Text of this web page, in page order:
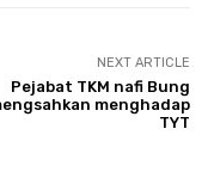
NEXT ARTICLE
Pejabat TKM nafi Bung
menghadap
TYT